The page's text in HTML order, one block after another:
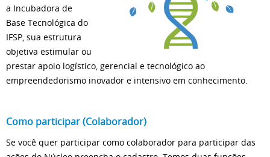
a Incubadora de
Base Tecnológica do
IFSP, sua estrutura
objetiva estimular ou
prestar apoio logístico, gerencial e tecnológico ao
empreendedorismo inovador e intensivo em conhecimento.
Como participar (Colaborador)
Se você quer participar como colaborador para participar das